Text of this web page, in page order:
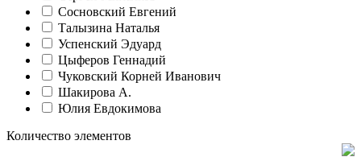
Сосновский Евгений
Талызина Наталья
Успенский Эдуард
Цыферов Геннадий
Чуковский Корней Иванович
Шакирова А.
Юлия Евдокимова
Количество элементов